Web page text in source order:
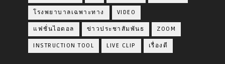
โรงพยาบาลเฉพาะทาง VIDEO
แฟชั่นไอดอล ข่าวประชาสัมพันธ ZOOM
INSTRUCTION TOOL LIVE CLIP เรื่องดี